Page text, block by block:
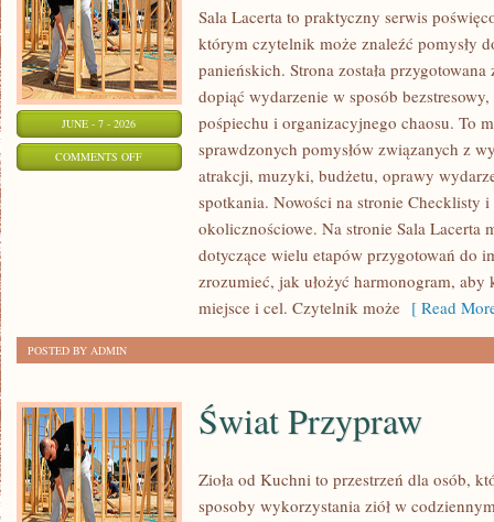
JUNE - 7 - 2026
COMMENTS OFFON
DEKORACJE
ARANŻACJE
Sala Lacerta to praktyczny serwis
którym czytelnik może znaleźć pomysły
panieńskich. Strona została
dopiąć wydarzenie w sposób
pośpiechu i organizacyjnego chaosu. To
sprawdzonych pomysłów związanych z
atrakcji, muzyki, budżetu, oprawy
spotkania. Nowości na stronie Checklisty
okolicznościowe. Na stronie Sala Lacerta
dotyczące wielu etapów przygotowań do
zrozumieć, jak ułożyć harmonogram, aby
miejsce i cel. Czytelnik może [ Read
POSTED BY ADMIN
Świat Przypraw
Zioła od Kuchni to przestrzeń dla osób,
sposoby wykorzystania ziół w